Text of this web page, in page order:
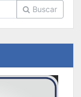
Buscar